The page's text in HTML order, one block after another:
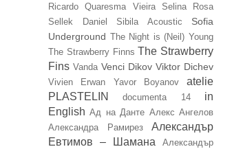
Ricardo Quaresma Vieira
Selina Rosa
Sellek Daniel
Sibila Acoustic
Sofia
Underground The Night is (Neil) Young
The Strawberry Finns The Strawberry
Fins Vanda Venci Dikov Viktor Dichev
Vivien Erwan Yavor Boyanov
atelie
PLASTELIN
documenta 14
in
English Ад на Данте Алекс Ангелов
Александра Рамирез
Александър
Евтимов – Шамана
Александър